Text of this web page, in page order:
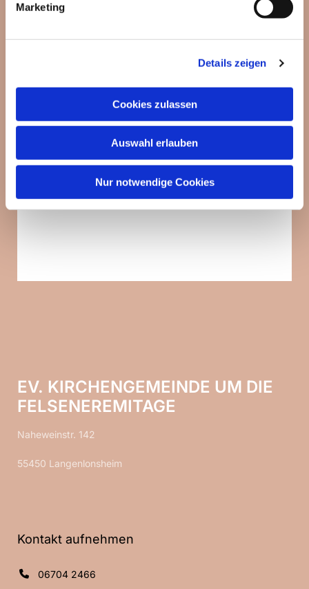
Marketing
Details zeigen
Cookies zulassen
Auswahl erlauben
Nur notwendige Cookies
EV. KIRCHENGEMEINDE UM DIE
FELSENEREMITAGE
Naheweinstr. 142
55450 Langenlonsheim
Kontakt aufnehmen
06704 2466